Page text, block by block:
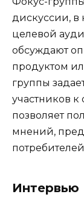
дискуссии, в
целевой
обсуждают
продуктом
группы
участников
позволяет
мнений,
Интервью